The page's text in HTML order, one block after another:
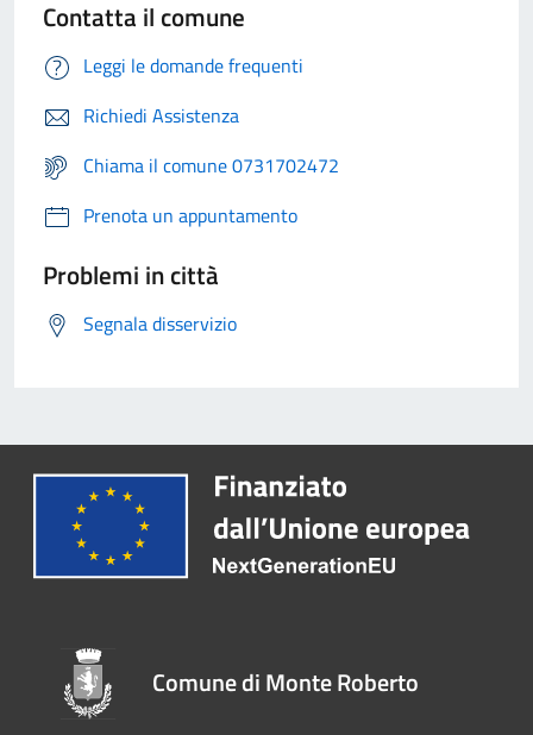
Contatta il comune
Leggi le domande frequenti
Richiedi Assistenza
Chiama il comune 0731702472
Prenota un appuntamento
Problemi in città
Segnala disservizio
Comune di Monte Roberto